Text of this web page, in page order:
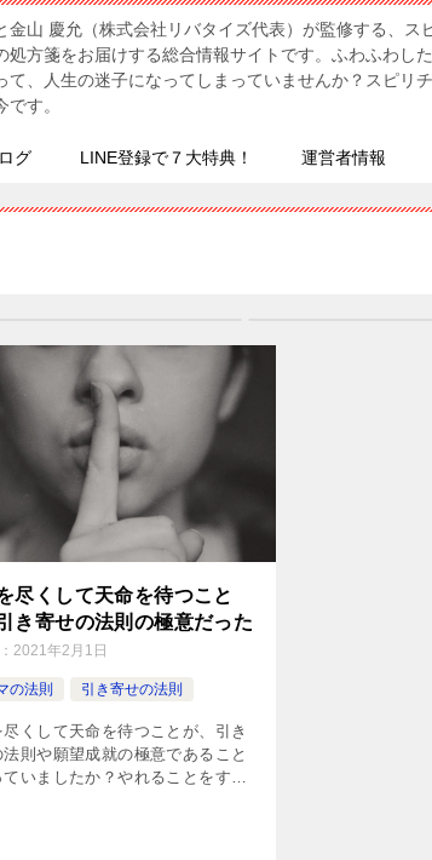
金山 慶允（株式会社リバタイズ代表）が監修する、ス
処方箋をお届けする総合情報サイトです。ふわふわし
て、人生の迷子になってしまっていませんか？スピリ
す。
グ LINE登録で７大特典！ 運営者情報
尽くして天命を待つこと
き寄せの法則の極意だった
2021年2月1日
の法則 引き寄せの法則
尽くして天命を待つことが、引き
則や願望成就の極意であること
いましたか？やれることをすべ